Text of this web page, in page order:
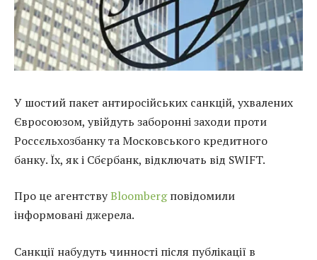
У шостий пакет антиросійських санкцій, ухвалених
Євросоюзом, увійдуть заборонні заходи проти
Россєльхозбанку та Московського кредитного
банку. Їх, як і Сбєрбанк, відключать від SWIFT.
Про це агентствуBloombergповідомили
інформовані джерела.
Санкції набудуть чинності після публікації в